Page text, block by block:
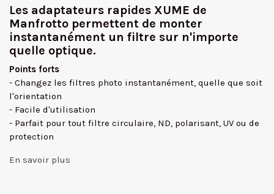
Les adaptateurs rapides XUME de
Manfrotto permettent de monter
instantanément un filtre sur n'importe
quelle optique.
Points forts
- Changez les filtres photo instantanément, quelle que soit
l'orientation
- Facile d'utilisation
- Parfait pour tout filtre circulaire, ND, polarisant, UV ou de
protection
En savoir plus